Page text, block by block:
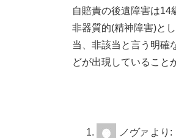
自賠責の後遺障害は14
非器質的(精神障害)と
当、非該当と言う明確
どが出現していること
ノヴァ より: